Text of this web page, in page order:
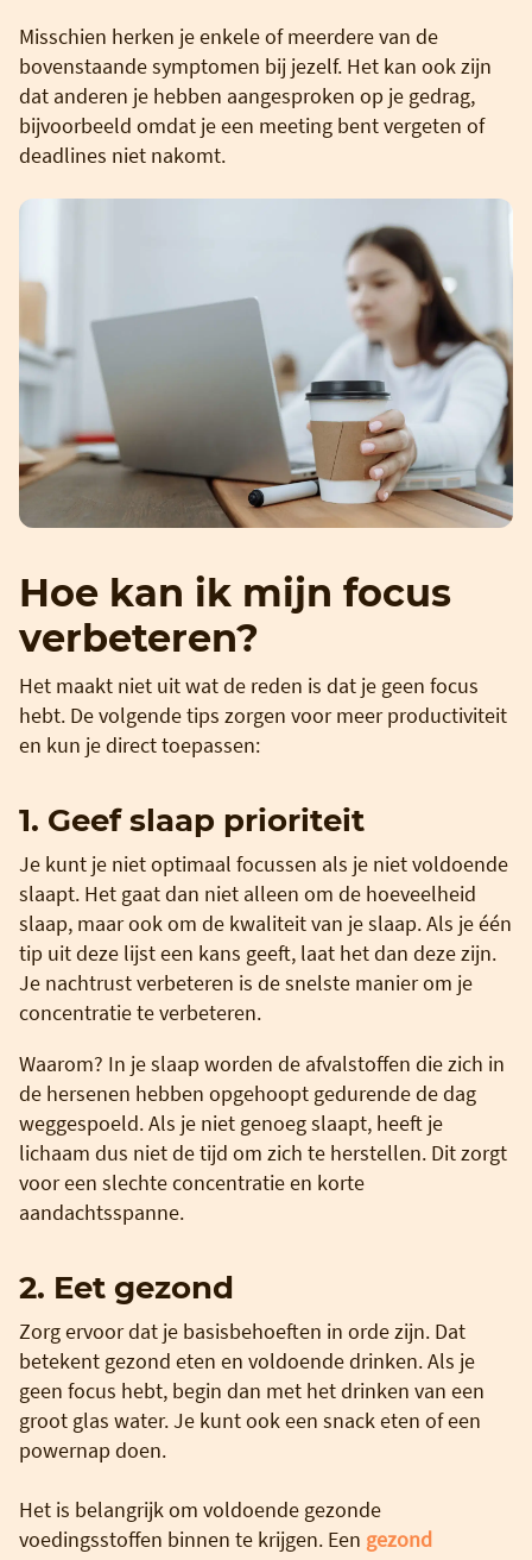
Misschien herken je enkele of meerdere van de
bovenstaande symptomen bij jezelf. Het kan ook zijn
dat anderen je hebben aangesproken op je gedrag,
bijvoorbeeld omdat je een meeting bent vergeten of
deadlines niet nakomt.
Hoe kan ik mijn focus
verbeteren?
Het maakt niet uit wat de reden is dat je geen focus
hebt. De volgende tips zorgen voor meer productiviteit
en kun je direct toepassen:
1. Geef slaap prioriteit
Je kunt je niet optimaal focussen als je niet voldoende
slaapt. Het gaat dan niet alleen om de hoeveelheid
slaap, maar ook om de kwaliteit van je slaap. Als je één
tip uit deze lijst een kans geeft, laat het dan deze zijn.
Je nachtrust verbeteren is de snelste manier om je
concentratie te verbeteren.
Waarom? In je slaap worden de afvalstoffen die zich in
de hersenen hebben opgehoopt gedurende de dag
weggespoeld. Als je niet genoeg slaapt, heeft je
lichaam dus niet de tijd om zich te herstellen. Dit zorgt
voor een slechte concentratie en korte
aandachtsspanne.
2. Eet gezond
Zorg ervoor dat je basisbehoeften in orde zijn. Dat
betekent gezond eten en voldoende drinken. Als je
geen focus hebt, begin dan met het drinken van een
groot glas water. Je kunt ook een snack eten of een
powernap doen.
Het is belangrijk om voldoende gezonde
voedingsstoffen binnen te krijgen. Een gezond